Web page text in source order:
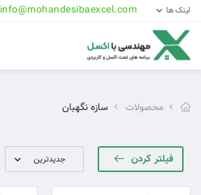
لینک ها info@mohandesibaexcel.com
محصولات سازه نگهبان
فیلتر کردن